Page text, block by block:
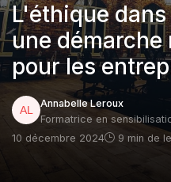
L'éthique
une démarche
pour les
Annabelle Leroux
Formatrice en
10 décembre 2024
9 min de